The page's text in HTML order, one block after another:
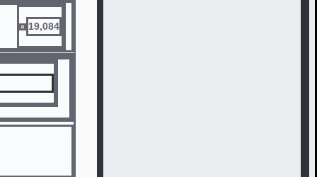
19,084